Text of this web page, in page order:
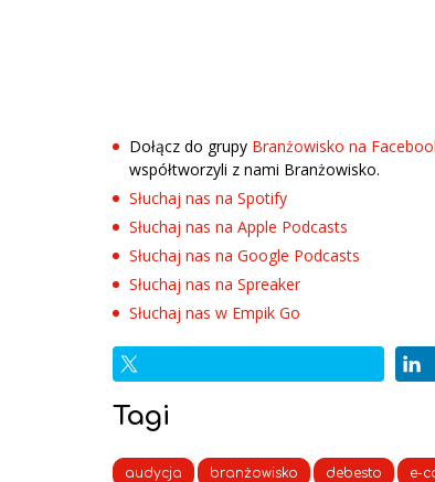
Dołącz do grupy Branżowisko na
współtworzyli z nami Branżowisko.
Słuchaj nas na Spotify
Słuchaj nas na Apple Podcasts
Słuchaj nas na Google Podcasts
Słuchaj nas na Spreaker
Słuchaj nas w Empik Go
Tagi
audycja branżowisko debesto e-